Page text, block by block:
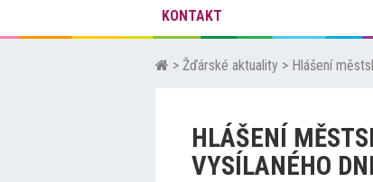
KONTAKT
> Žďárské aktuality > Hlášení
HLÁŠENÍ
VYSÍLANÉHO